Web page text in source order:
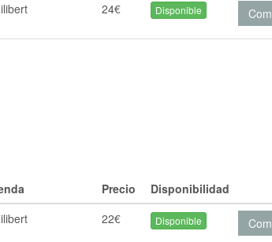
24€ Disponible
Precio
Disponibilidad
22€ Disponible